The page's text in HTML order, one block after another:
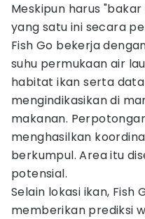
Meskipun harus
yang satu ini secara
Fish Go bekerja
suhu permukaan air
habitat ikan serta
mengindikasikan di
makanan.
menghasilkan
berkumpul. Area itu
potensial.
Selain lokasi ikan, Fish
memberikan prediksi